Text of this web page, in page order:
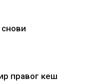
правог кеш